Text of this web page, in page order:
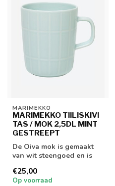
MARIMEKKO
MARIMEKKO TIILISKIVI
TAS / MOK 2,5DL MINT
GESTREEPT
De Oiva mok is gemaakt
van wit steengoed en is
magnetron- en...
€25,00
Op voorraad